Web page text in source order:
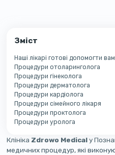
Клініка Zdrowo Medicalу
медичних процедур, які
Зміст
Наші лікарі готові допомогти
Процедури отоларинголога
Процедури гінеколога
Процедури дерматолога
Процедури кардіолога
Процедури сімейного лікаря
Процедури проктолога
Процедури уролога